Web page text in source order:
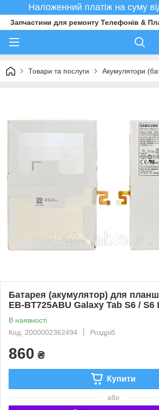
Наложенний платіж на суму
Запчастини для ремонту Телефонів &
Товари та послуги Акумулятори
Батарея (акумулятор) для
EB-BT725ABU Galaxy Tab S6 / S6
В наявності
Код: 2000002362494
Роздріб
860 ₴
Купити
або